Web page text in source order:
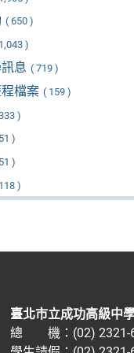
( 650 )
)
息 ( 719 )
檔案 ( 159 )
)
)
)
)
臺北市立成功高級中
總 機：(02) 2321-